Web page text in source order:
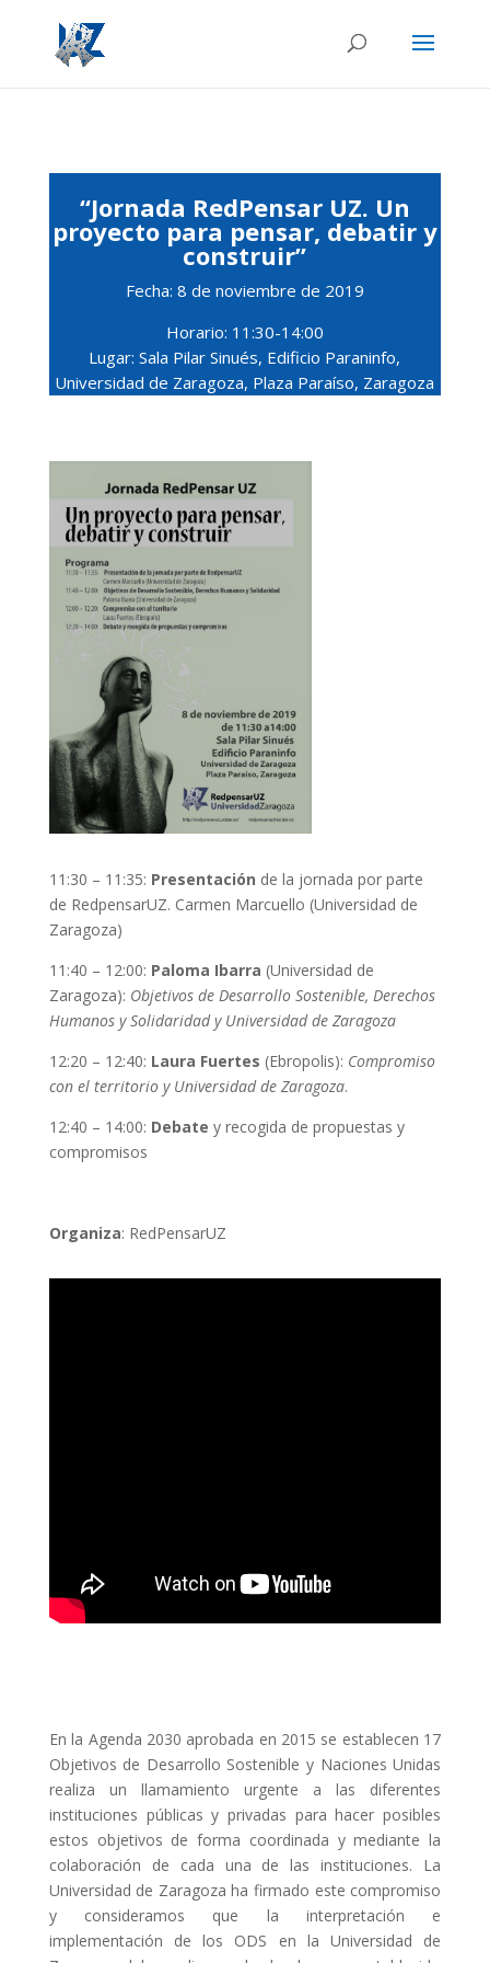
“Jornada RedPensar UZ. Un
proyecto para pensar, debatir y
construir”
Fecha: 8 de noviembre de 2019
Horario: 11:30-14:00
Lugar: Sala Pilar Sinués, Edificio Paraninfo,
Universidad de Zaragoza, Plaza Paraíso, Zaragoza
11:30 – 11:35: Presentación de la jornada por parte
de RedpensarUZ. Carmen Marcuello (Universidad de
Zaragoza)
11:40 – 12:00: Paloma Ibarra (Universidad de
Zaragoza): Objetivos de Desarrollo Sostenible, Derechos
Humanos y Solidaridad y Universidad de Zaragoza
12:20 – 12:40: Laura Fuertes (Ebropolis): Compromiso
con el territorio y Universidad de Zaragoza.
12:40 – 14:00: Debate y recogida de propuestas y
compromisos
Organiza: RedPensarUZ
En la Agenda 2030 aprobada en 2015 se establecen 17
Objetivos de Desarrollo Sostenible y Naciones Unidas
realiza un llamamiento urgente a las diferentes
instituciones públicas y privadas para hacer posibles
estos objetivos de forma coordinada y mediante la
colaboración de cada una de las instituciones. La
Universidad de Zaragoza ha firmado este compromiso
y consideramos que la interpretación e
implementación de los ODS en la Universidad de